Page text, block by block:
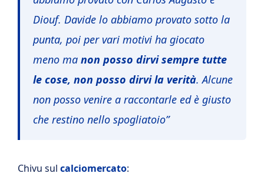
Diouf. Davide lo abbiamo provato sotto la
punta, poi per vari motivi ha giocato
meno ma non posso dirvi sempre tutte
le cose, non posso dirvi la verità. Alcune
non posso venire a raccontarle ed è giusto
che restino nello spogliatoio”
Chivu sul calciomercato: